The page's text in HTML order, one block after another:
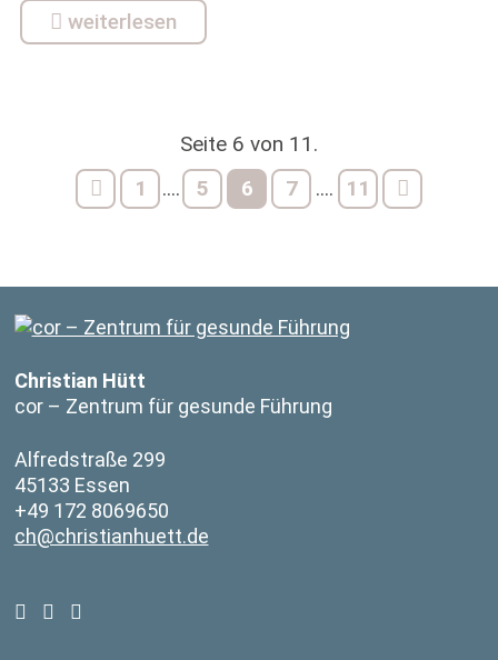
weiterlesen
Seite 6 von 11.
1
.... 5 6 7 .... 11
Christian Hütt
cor – Zentrum für gesunde Führung
Alfredstraße 299
45133 Essen
+49 172 8069650
ch@christianhuett.de